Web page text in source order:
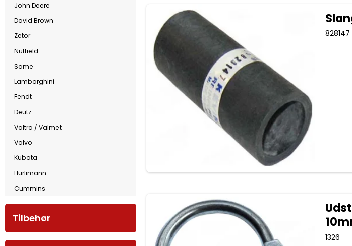
John Deere
David Brown
Zetor
Nuffield
Same
Lamborghini
Fendt
Deutz
Valtra / Valmet
Volvo
Kubota
Hurlimann
Cummins
Tilbehør
828147
1326